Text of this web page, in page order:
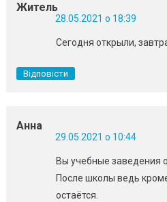
Житель
28.05.2021 о 18:39
Сегодня открыли,
Відповісти
Анна
29.05.2021 о 10:44
Вы учебные заведения
После школы ведь
остаётся.